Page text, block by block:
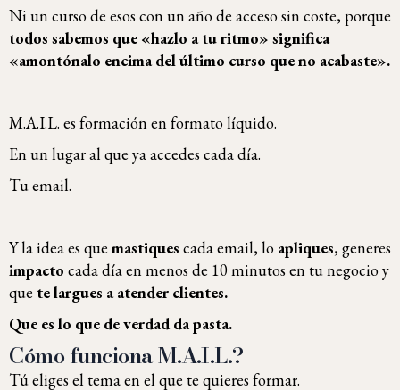
Ni un curso de esos con un año de acceso sin coste, porque
todos sabemos que «hazlo a tu ritmo» significa
«amontónalo encima del último curso que no acabaste».
M.A.I.L. es formación en formato líquido.
En un lugar al que ya accedes cada día.
Tu email.
Y la idea es que mastiques cada email, lo apliques, generes
impacto cada día en menos de 10 minutos en tu negocio y
que te largues a atender clientes.
Que es lo que de verdad da pasta.
Cómo funciona M.A.I.L.?
Tú eliges el tema en el que te quieres formar.